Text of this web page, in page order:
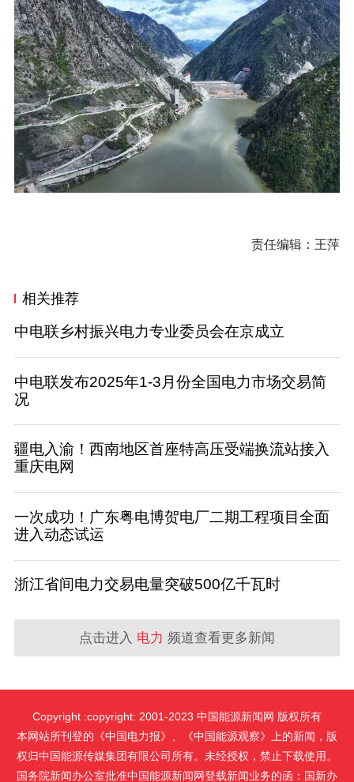
责任编辑：王萍
相关推荐
中电联乡村振兴电力专业委员会在京成立
中电联发布2025年1-3月份全国电力市场交易简
况
疆电入渝！西南地区首座特高压受端换流站接入
重庆电网
一次成功！广东粤电博贺电厂二期工程项目全面
进入动态试运
浙江省间电力交易电量突破500亿千瓦时
点击进入 电力 频道查看更多新闻
Copyright :copyright: 2001-2023 中国能源新闻网 版权所有
本网站所刊登的《中国电力报》、《中国能源观察》上的新闻，版
权归中国能源传媒集团有限公司所有。未经授权，禁止下载使用。
国务院新闻办公室批准中国能源新闻网登载新闻业务的函：国新办